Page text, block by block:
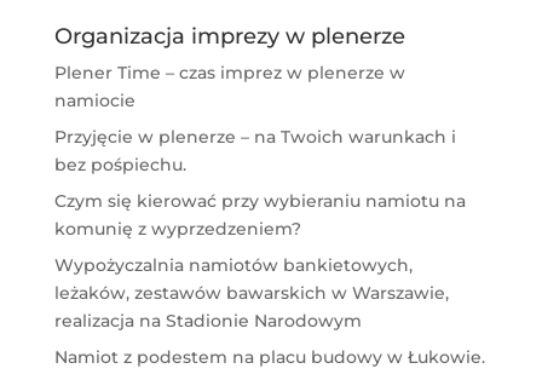
Organizacja imprezy w plenerze
Plener Time – czas imprez w plenerze w
namiocie
Przyjęcie w plenerze – na Twoich warunkach i
bez pośpiechu.
Czym się kierować przy wybieraniu namiotu na
komunię z wyprzedzeniem?
Wypożyczalnia namiotów bankietowych,
leżaków, zestawów bawarskich w Warszawie,
realizacja na Stadionie Narodowym
Namiot z podestem na placu budowy w Łukowie.